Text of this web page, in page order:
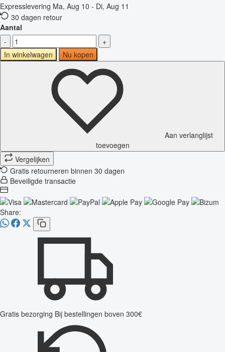
Expresslevering Ma, Aug 10 - Di, Aug 11
30 dagen retour
Aantal
-
+
In winkelwagen
Nu kopen
Aan verlanglijst
toevoegen
Vergelijken
Gratis retourneren binnen 30 dagen
Beveiligde transactie
Share:
Gratis bezorging Bij bestellingen boven 300€